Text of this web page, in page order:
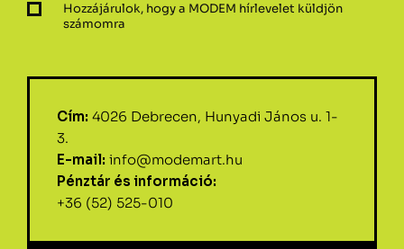
Hozzájárulok, hogy a MODEM hírlevelet küldjön
számomra
Cím: 4026 Debrecen, Hunyadi János u. 1-
3.
E-mail: info@modemart.hu
Pénztár és információ:
+36 (52) 525-010